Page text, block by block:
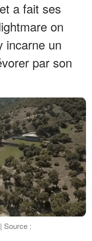
a fait ses
on
incarne un
par son
Source :